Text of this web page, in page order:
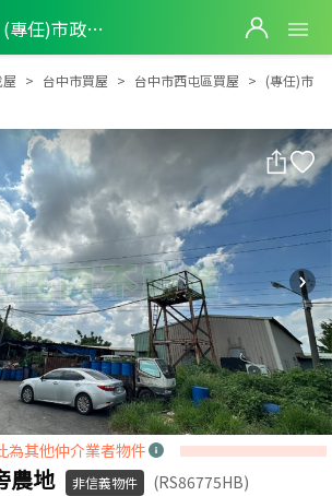
(專任)市政路旁農地
(專任)市政路旁農地
台中市買屋 台中市西屯區買屋
(專任)市
為其他仲介業者物件
農地 非信義物件
(RS86775HB)